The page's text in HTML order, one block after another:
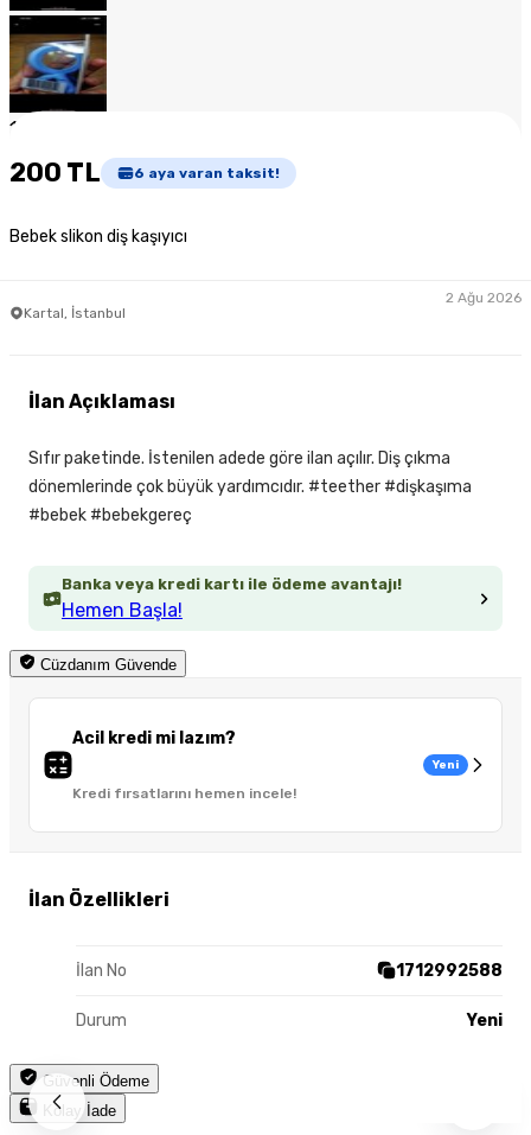
1
200 TL 6 aya varan taksit!
Bebek slikon diş kaşıyıcı
Kartal, İstanbul
2 Ağu 2026
Banka veya kredi kartı ile ödeme avantajı!
Hemen Başla!
Cüzdanım Güvende
Acil kredi mi lazım?
Kredi fırsatlarını hemen incele!
Yeni
İlan Özellikleri
İlan No 1712992588
Durum Yeni
Güvenli Ödeme
Kolay İade
İlan Açıklaması
Sıfır paketinde. İstenilen adede göre ilan açılır. Diş çıkma
dönemlerinde çok büyük yardımcıdır. #teether #dişkaşıma
#bebek #bebekgereç